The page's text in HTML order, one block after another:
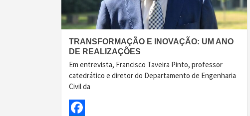
TRANSFORMAÇÃO E INOVAÇÃO: UM ANO
DE REALIZAÇÕES
Em entrevista, Francisco Taveira Pinto, professor
catedrático e diretor do Departamento de Engenharia
Civil da